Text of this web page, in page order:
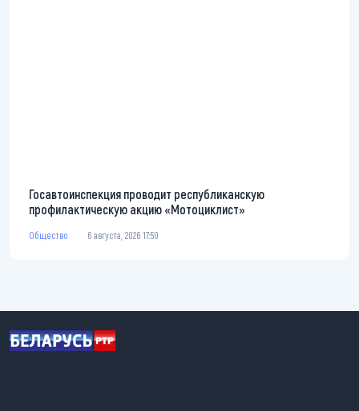
Госавтоинспекция проводит республиканскую
профилактическую акцию «Мотоциклист»
Общество 6 августа, 2026 17:50